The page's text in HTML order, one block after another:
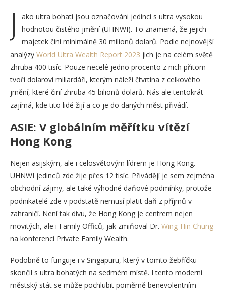
J
ako ultra bohatí jsou označováni jedinci s ultra vysokou
hodnotou čistého jmění (UHNWI). To znamená, že jejich
majetek činí minimálně 30 milionů dolarů. Podle nejnovější
analýzy World Ultra Wealth Report 2023 jich je na celém světě
zhruba 400 tisíc. Pouze necelé jedno procento z nich přitom
tvoří dolaroví miliardáři, kterým náleží čtvrtina z celkového
jmění, které činí zhruba 45 bilionů dolarů. Nás ale tentokrát
zajímá, kde tito lidé žijí a co je do daných měst přivádí.
ASIE: V globálním měřítku vítězí
Hong Kong
Nejen asijským, ale i celosvětovým lídrem je Hong Kong.
UHNWI jedinců zde žije přes 12 tisíc. Přivádějí je sem zejména
obchodní zájmy, ale také výhodné daňové podmínky, protože
podnikatelé zde v podstatě nemusí platit daň z příjmů v
zahraničí. Není tak divu, že Hong Kong je centrem nejen
movitých, ale i Family Officů, jak zmiňoval Dr. Wing-Hin Chung
na konferenci Private Family Wealth.
Podobně to funguje i v Singapuru, který v tomto žebříčku
skončil s ultra bohatých na sedmém místě. I tento moderní
městský stát se může pochlubit poměrně benevolentním